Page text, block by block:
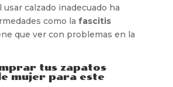
calzado inadecuado ha
como la fascitis
que ver con problemas en la
tus zapatos
mujer para este